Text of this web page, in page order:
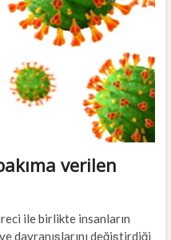
verilen
ile birlikte insanların
davranışlarını değiştirdiği